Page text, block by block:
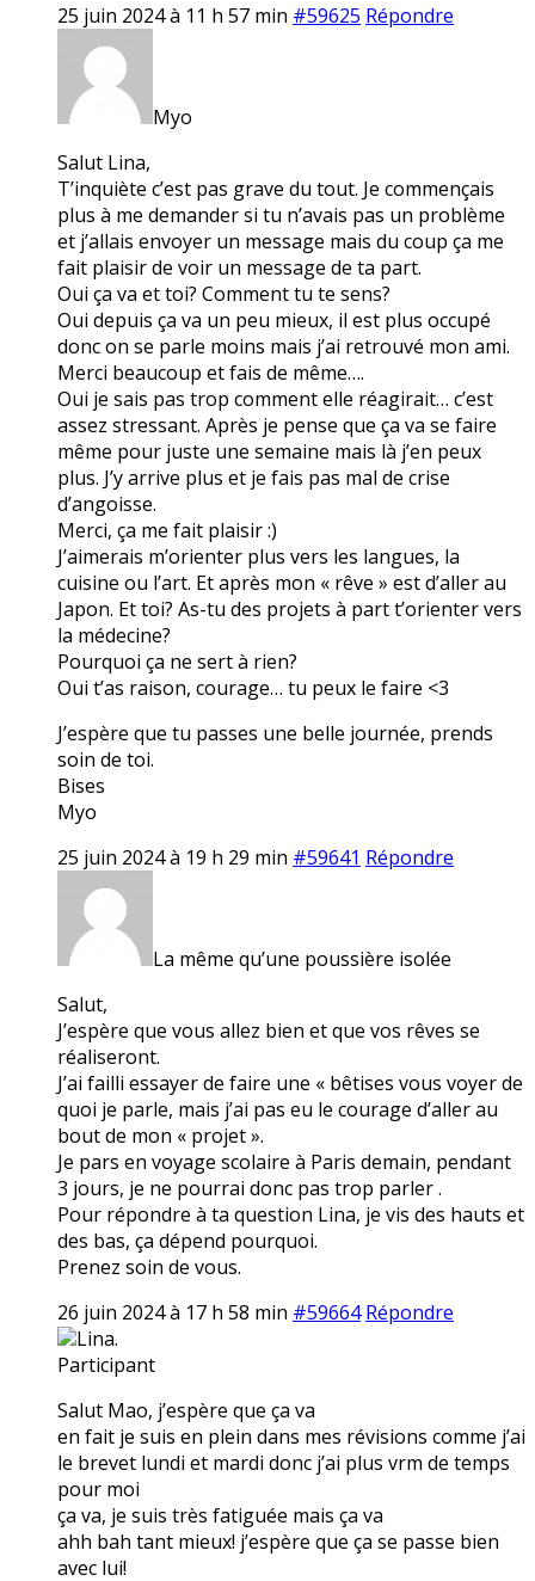
25 juin 2024 à 11 h 57 min #59625 Répondre
Myo
Salut Lina,
T’inquiète c’est pas grave du tout. Je commençais
plus à me demander si tu n’avais pas un problème
et j’allais envoyer un message mais du coup ça me
fait plaisir de voir un message de ta part.
Oui ça va et toi? Comment tu te sens?
Oui depuis ça va un peu mieux, il est plus occupé
donc on se parle moins mais j’ai retrouvé mon ami.
Merci beaucoup et fais de même….
Oui je sais pas trop comment elle réagirait… c’est
assez stressant. Après je pense que ça va se faire
même pour juste une semaine mais là j’en peux
plus. J’y arrive plus et je fais pas mal de crise
d’angoisse.
Merci, ça me fait plaisir :)
J’aimerais m’orienter plus vers les langues, la
cuisine ou l’art. Et après mon « rêve » est d’aller au
Japon. Et toi? As-tu des projets à part t’orienter vers
la médecine?
Pourquoi ça ne sert à rien?
Oui t’as raison, courage… tu peux le faire <3
J’espère que tu passes une belle journée, prends
soin de toi.
Bises
Myo
25 juin 2024 à 19 h 29 min #59641 Répondre
La même qu’une poussière isolée
Salut,
J’espère que vous allez bien et que vos rêves se
réaliseront.
J’ai failli essayer de faire une « bêtises vous voyer de
quoi je parle, mais j’ai pas eu le courage d’aller au
bout de mon « projet ».
Je pars en voyage scolaire à Paris demain, pendant
3 jours, je ne pourrai donc pas trop parler .
Pour répondre à ta question Lina, je vis des hauts et
des bas, ça dépend pourquoi.
Prenez soin de vous.
26 juin 2024 à 17 h 58 min #59664 Répondre
Lina.
Participant
Salut Mao, j’espère que ça va
en fait je suis en plein dans mes révisions comme j’ai
le brevet lundi et mardi donc j’ai plus vrm de temps
pour moi
ça va, je suis très fatiguée mais ça va
ahh bah tant mieux! j’espère que ça se passe bien
avec lui!